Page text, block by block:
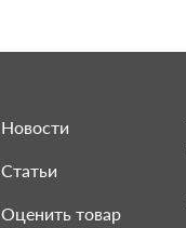
Новости
Статьи
Оценить товар